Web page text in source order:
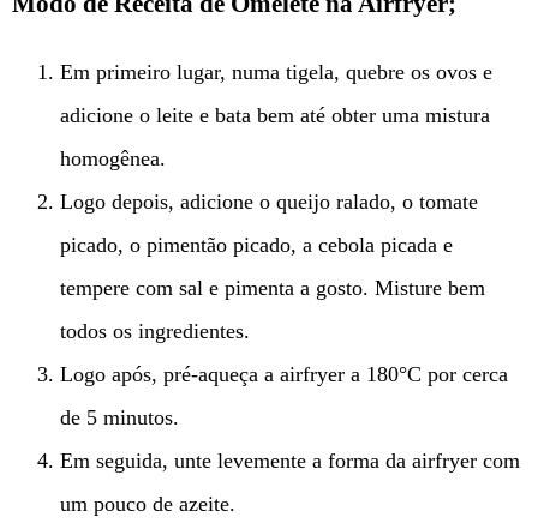
Em primeiro lugar, numa tigela, quebre os ovos e
adicione o leite e bata bem até obter uma mistura
homogênea.
Logo depois, adicione o queijo ralado, o tomate
picado, o pimentão picado, a cebola picada e
tempere com sal e pimenta a gosto. Misture bem
todos os ingredientes.
Logo após, pré-aqueça a airfryer a 180°C por cerca
de 5 minutos.
Em seguida, unte levemente a forma da airfryer com
um pouco de azeite.